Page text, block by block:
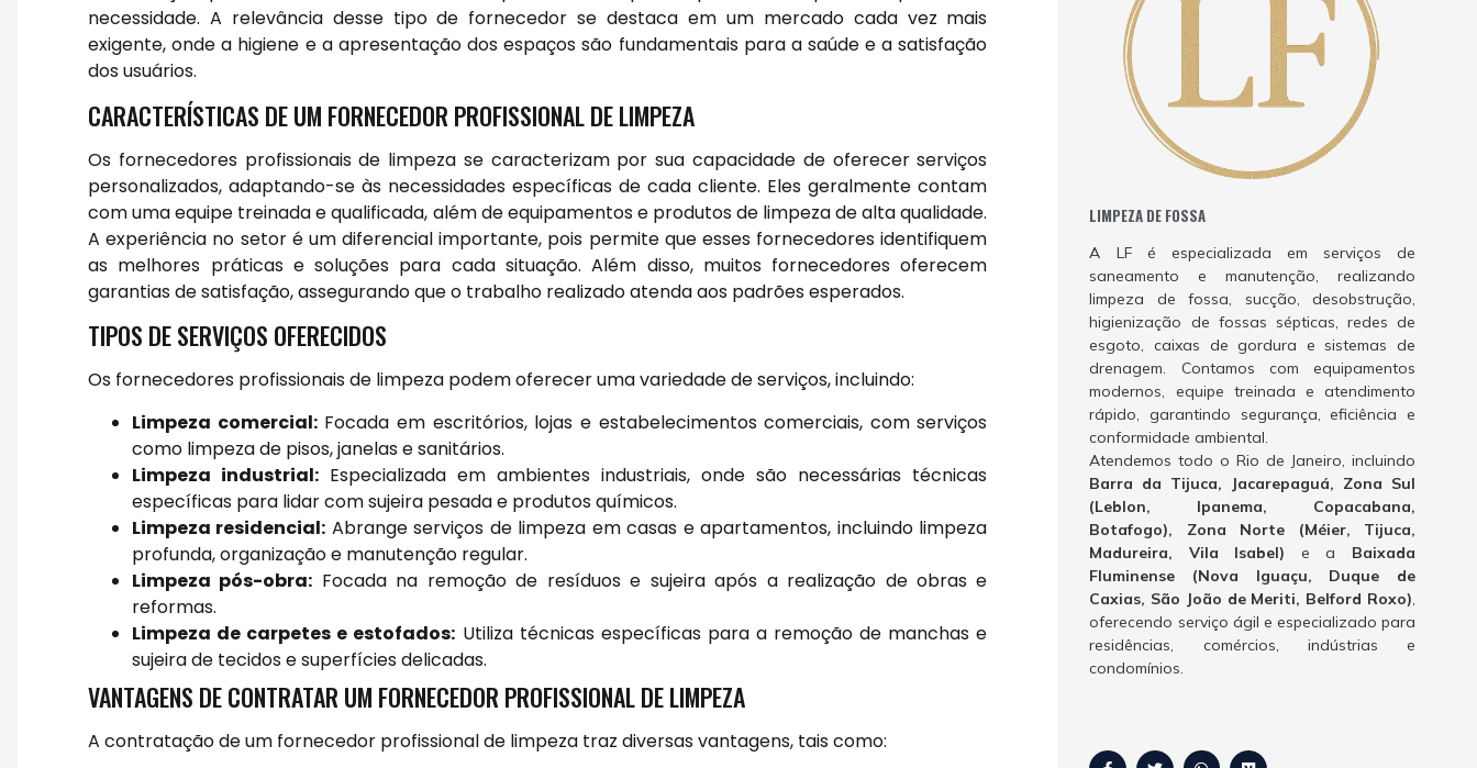
necessidade. A relevância desse tipo de fornecedor se destaca em um mercado cada vez mais
exigente, onde a higiene e a apresentação dos espaços são fundamentais para a saúde e a satisfação
dos usuários.
CARACTERÍSTICAS DE UM FORNECEDOR PROFISSIONAL DE LIMPEZA
Os fornecedores profissionais de limpeza se caracterizam por sua capacidade de oferecer serviços
personalizados, adaptando-se às necessidades específicas de cada cliente. Eles geralmente contam
com uma equipe treinada e qualificada, além de equipamentos e produtos de limpeza de alta qualidade.
A experiência no setor é um diferencial importante, pois permite que esses fornecedores identifiquem
as melhores práticas e soluções para cada situação. Além disso, muitos fornecedores oferecem
garantias de satisfação, assegurando que o trabalho realizado atenda aos padrões esperados.
TIPOS DE SERVIÇOS OFERECIDOS
Os fornecedores profissionais de limpeza podem oferecer uma variedade de serviços, incluindo:
Limpeza comercial:Focada em escritórios, lojas e estabelecimentos comerciais, com serviços
como limpeza de pisos, janelas e sanitários.
Limpeza industrial: Especializada em ambientes industriais, onde são necessárias técnicas
específicas para lidar com sujeira pesada e produtos químicos.
Limpeza residencial: Abrange serviços de limpeza em casas e apartamentos, incluindo limpeza
profunda, organização e manutenção regular.
Limpeza pós-obra: Focada na remoção de resíduos e sujeira após a realização de obras e
reformas.
Limpeza de carpetes e estofados: Utiliza técnicas específicas para a remoção de manchas e
sujeira de tecidos e superfícies delicadas.
VANTAGENS DE CONTRATAR UM FORNECEDOR PROFISSIONAL DE LIMPEZA
A contratação de um fornecedor profissional de limpeza traz diversas vantagens, tais como:
LIMPEZA DE FOSSA
A LF é especializada em serviços de
saneamento e manutenção, realizando
limpeza de fossa, sucção, desobstrução,
higienização de fossas sépticas, redes de
esgoto, caixas de gordura e sistemas de
drenagem. Contamos com equipamentos
modernos, equipe treinada e atendimento
rápido, garantindo segurança, eficiência e
conformidade ambiental.
Atendemos todo o Rio de Janeiro, incluindo
Barra da Tijuca, Jacarepaguá, Zona Sul
(Leblon, Ipanema, Copacabana,
Botafogo), Zona Norte (Méier, Tijuca,
Madureira, Vila Isabel) e a Baixada
Fluminense (Nova Iguaçu, Duque de
Caxias, São João de Meriti, Belford Roxo),
oferecendo serviço ágil e especializado para
residências, comércios, indústrias e
condomínios.